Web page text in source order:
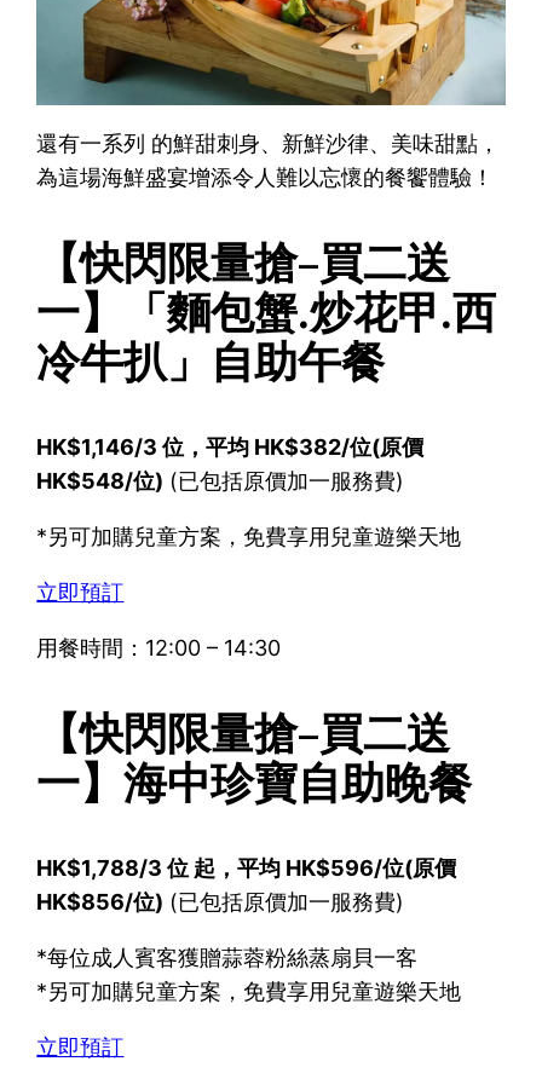
還有一系列 的鮮甜刺身、新鮮沙律、美味甜點，
為這場海鮮盛宴增添令人難以忘懷的餐饗體驗！
【快閃限量搶–買二送
一】「麵包蟹.炒花甲.西
冷牛扒」自助午餐
HK$1,146/3 位，平均 HK$382/位(原價
HK$548/位) (已包括原價加一服務費)
*另可加購兒童方案，免費享用兒童遊樂天地
立即預訂
用餐時間：12:00 – 14:30
【快閃限量搶–買二送
一】海中珍寶自助晚餐
HK$1,788/3 位 起，平均 HK$596/位(原價
HK$856/位) (已包括原價加一服務費)
*每位成人賓客獲贈蒜蓉粉絲蒸扇貝一客
*另可加購兒童方案，免費享用兒童遊樂天地
立即預訂